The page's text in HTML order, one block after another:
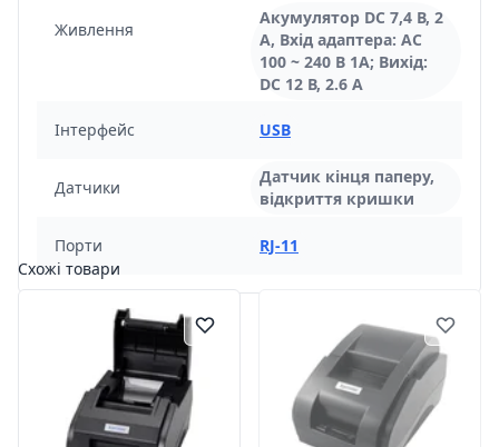
Живлення
Акумулятор DC 7,4 В, 2
A, Вхід адаптера: AC
100 ~ 240 В 1А; Вихід:
DC 12 В, 2.6 А
Інтерфейс USB
Датчики
Датчик кінця паперу,
відкриття кришки
Порти
RJ-11
Схожі товари